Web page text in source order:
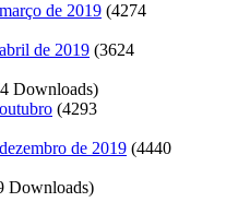
de 2019 (4274
de 2019 (3624
Downloads)
(4293
de 2019 (4440
Downloads)